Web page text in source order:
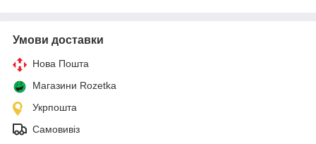
Умови доставки
Нова Пошта
Магазини Rozetka
Укрпошта
Самовивіз